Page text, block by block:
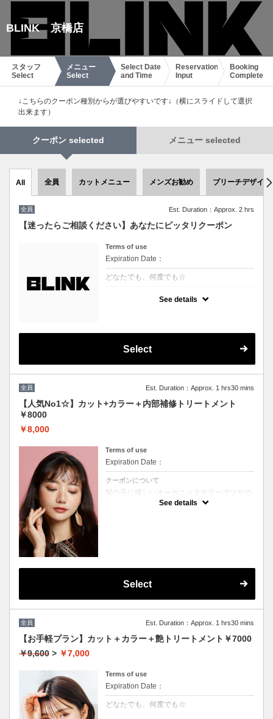
BLINK 京橋店
スタッフ
Select
メニュー
Select
Select Date
and Time
Reservation
Input
Booking
Complete
↓こちらのクーポン種別からが選びやすいです↓（横にスライドして選択
出来ます）
クーポン selected メニュー selected
All 全員 カットメニュー メンズお勧め ブリーチデザイン
全員 Est. Duration：Approx. 2 hrs
【迷ったらご相談ください】あなたにピッタリクーポン
Terms of use
Expiration Date：
どなたでも、何度でも☆
提案させていただきます！
ボタンをご選択ください。
※縮毛矯正を悩まれている方は必ず縮毛矯正
ボタンをご選択ください。
See details
Select
全員 Est. Duration：Approx. 1 hrs30 mins
【人気No1☆】カット+カラー＋内部補修トリートメント
￥8000
￥8,000
Terms of use
Expiration Date：
クーポンについて
髪の毛に優しいオーガニックカラーでツヤの
ある質感★内部補修トリートメント付 ★白髪
See details
Select
全員 Est. Duration：Approx. 1 hrs30 mins
【お手軽プラン】カット＋カラー＋艶トリートメント￥7000
￥9,600 > ￥7,000
Terms of use
Expiration Date：
どなたでも、何度でも☆